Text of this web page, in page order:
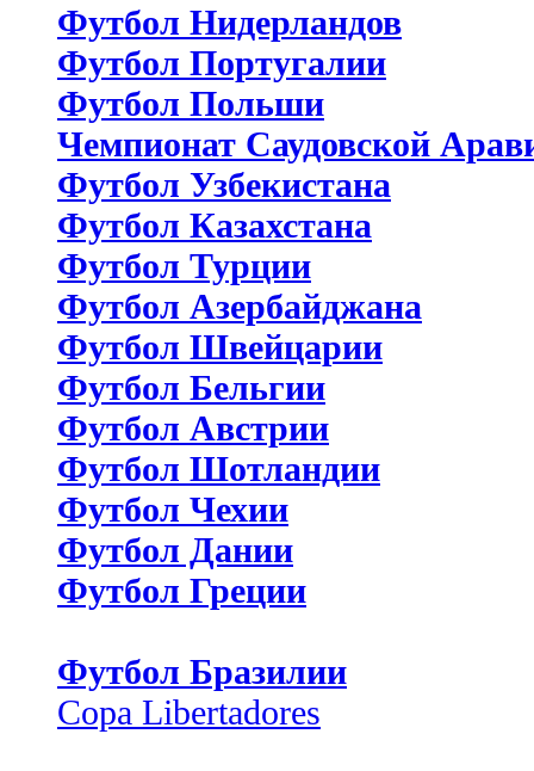
Футбол Нидерландов
Футбол Португалии
Футбол Польши
Чемпионат Саудовской
Футбол Узбекистана
Футбол Казахстана
Футбол Турции
Футбол Азербайджана
Футбол Швейцарии
Футбол Бельгии
Футбол Австрии
Футбол Шотландии
Футбол Чехии
Футбол Дании
Футбол Греции
Футбол Бразилии
Copa Libertadores